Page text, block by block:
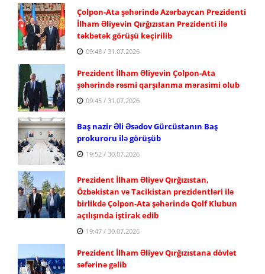
Çolpon-Ata şəhərində Azərbaycan Prezidenti
İlham Əliyevin Qırğızıstan Prezidenti ilə
təkbətək görüşü keçirilib
09:48 / 31.07.2026
Prezident İlham Əliyevin Çolpon-Ata
şəhərində rəsmi qarşılanma mərasimi olub
09:45 / 31.07.2026
Baş nazir Əli Əsədov Gürcüstanın Baş
prokuroru ilə görüşüb
19:52 / 30.07.2026
Prezident İlham Əliyev Qırğızıstan,
Özbəkistan və Tacikistan prezidentləri ilə
birlikdə Çolpon-Ata şəhərində Qolf Klubun
açılışında iştirak edib
19:47 / 30.07.2026
Prezident İlham Əliyev Qırğızıstana dövlət
səfərinə gəlib